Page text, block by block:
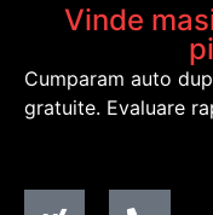
Vinde
Cumparam auto
gratuite. Evaluare